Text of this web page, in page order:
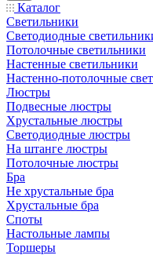
Каталог
Светильники
Светодиодные
Потолочные светильники
Настенные светильники
Настенно-потолочные
Люстры
Подвесные люстры
Хрустальные люстры
Светодиодные люстры
На штанге люстры
Потолочные люстры
Бра
Не хрустальные бра
Хрустальные бра
Споты
Настольные лампы
Торшеры